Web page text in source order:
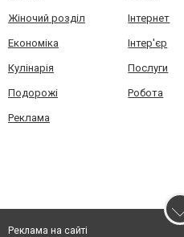
Жіночий розділ Інтернет
Економіка Інтер'єр
Кулінарія Послуги
Подорожі Робота
Реклама
Реклама на сайті